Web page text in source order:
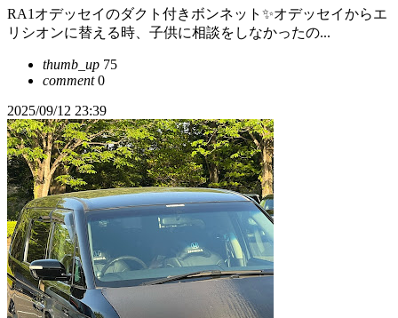
RA1オデッセイのダクト付きボンネット✨オデッセイからエ
リシオンに替える時、子供に相談をしなかったの...
thumb_up 75
comment0
2025/09/12 23:39